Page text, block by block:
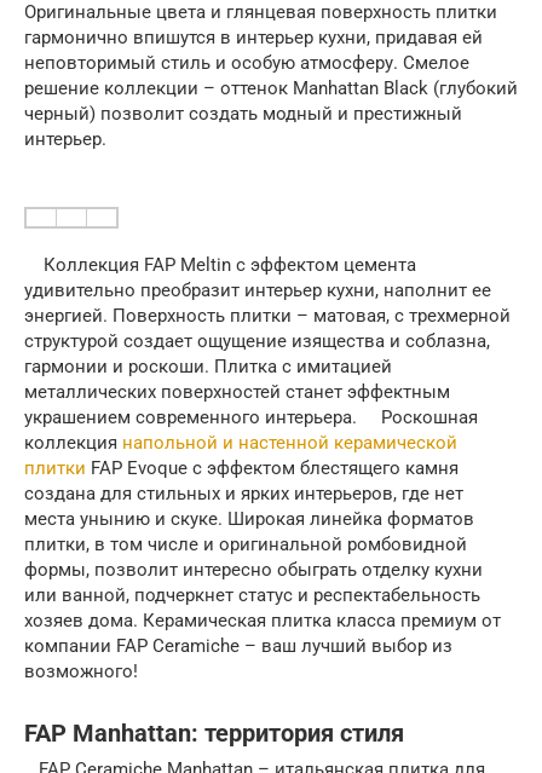
Оригинальные цвета и глянцевая поверхность плитки
гармонично впишутся в интерьер кухни, придавая ей
неповторимый стиль и особую атмосферу. Смелое
решение коллекции – оттенок Manhattan Black (глубокий
черный) позволит создать модный и престижный
интерьер.
Коллекция FAP Meltin с эффектом цемента
удивительно преобразит интерьер кухни, наполнит ее
энергией. Поверхность плитки – матовая, с трехмерной
структурой создает ощущение изящества и соблазна,
гармонии и роскоши. Плитка с имитацией
металлических поверхностей станет эффектным
украшением современного интерьера. Роскошная
коллекция напольной и настенной керамической
плитки FAP Evoque с эффектом блестящего камня
создана для стильных и ярких интерьеров, где нет
места унынию и скуке. Широкая линейка форматов
плитки, в том числе и оригинальной ромбовидной
формы, позволит интересно обыграть отделку кухни
или ванной, подчеркнет статус и респектабельность
хозяев дома. Керамическая плитка класса премиум от
компании FAP Ceramiche – ваш лучший выбор из
возможного!
FAP Manhattan: территория стиля